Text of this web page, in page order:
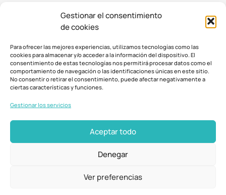
Gestionar el consentimiento
de cookies
Para ofrecer las mejores experiencias, utilizamos tecnologías como las
cookies para almacenar y/o acceder a la información del dispositivo. El
consentimiento de estas tecnologías nos permitirá procesar datos como el
comportamiento de navegación o las identificaciones únicas en este sitio.
No consentir o retirar el consentimiento, puede afectar negativamente a
ciertas características y funciones.
Gestionar los servicios
Aceptar todo
Denegar
Ver preferencias
(+34) 644 108 919
kaixo@feelmw.com
Política de privacidad
© 2023 Feel My Way – CIE 2470. Diseño y desarrollo: